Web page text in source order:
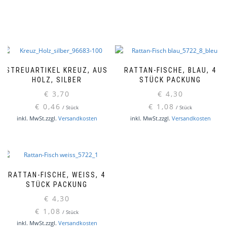
STREUARTIKEL KREUZ, AUS
HOLZ, SILBER
€ 3,70
€ 0,46 / Stück
inkl. MwSt.zzgl. Versandkosten
RATTAN-FISCHE, BLAU, 4
STÜCK PACKUNG
€ 4,30
€ 1,08 / Stück
inkl. MwSt.zzgl. Versandkosten
RATTAN-FISCHE, WEISS, 4 S
TÜCK PACKUNG
€ 4,30
€ 1,08 / Stück
inkl. MwSt.zzgl. Versandkosten